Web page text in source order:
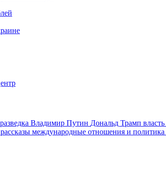
Владимир Путин Дональд Трамп власть
международные отношения и политика